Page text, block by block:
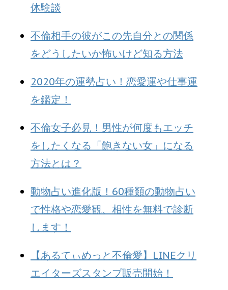
体験談
不倫相手の彼がこの先自分との関係
をどうしたいか怖いけど知る方法
2020年の運勢占い！恋愛運や仕事運
を鑑定！
不倫女子必見！男性が何度もエッチ
をしたくなる「飽きない女」になる
方法とは？
動物占い進化版！60種類の動物占い
で性格や恋愛観、相性を無料で診断
します！
【あるてぃめっと不倫愛】LINEクリ
エイターズスタンプ販売開始！